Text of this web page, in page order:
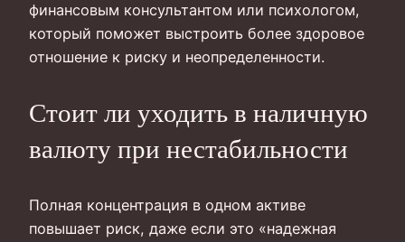
финансовым консультантом или психологом,
который поможет выстроить более здоровое
отношение к риску и неопределенности.
Стоит ли уходить в наличную
валюту при нестабильности
Полная концентрация в одном активе
повышает риск, даже если это «надежная